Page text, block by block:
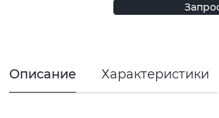
Описание Характеристики